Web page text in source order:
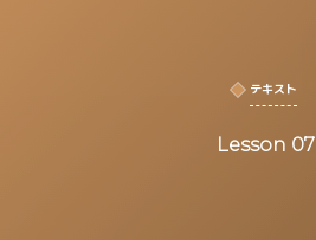
テキスト
Lesson 07